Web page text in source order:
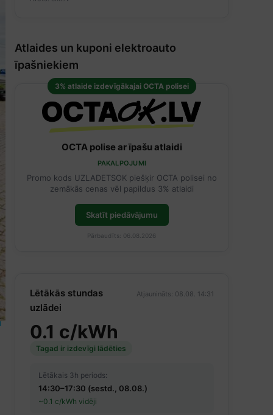
Atlaides un kuponi elektroauto
īpašniekiem
3% atlaide izdevīgākajai OCTA polisei
OCTA polise ar īpašu atlaidi
PAKALPOJUMI
Promo kods UZLADETSOK piešķir OCTA polisei no
zemākās cenas vēl papildus 3% atlaidi
Skatīt piedāvājumu
Pārbaudīts: 06.08.2026
Lētākās stundas
uzlādei
Atjaunināts: 08.08. 14:31
0.1 c/kWh
Tagad ir izdevīgi lādēties
Lētākais 3h periods:
14:30–17:30 (sestd., 08.08.)
~0.1 c/kWh vidēji